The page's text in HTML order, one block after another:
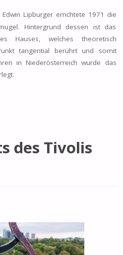
Lipburger errichtete 1971 die
Hintergrund dessen ist das
Hauses, welches theoretisch
tangential berührt und somit
in Niederösterreich wurde das
des Tivolis